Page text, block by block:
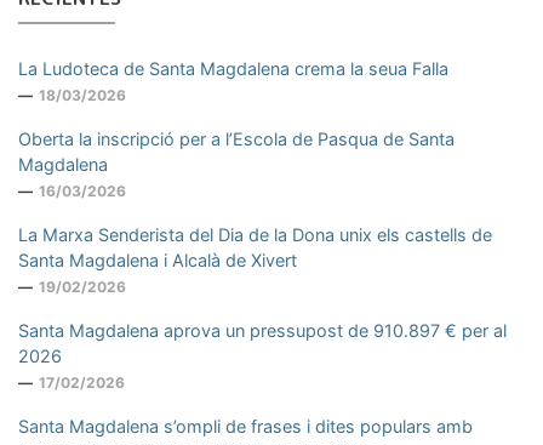
La Ludoteca de Santa Magdalena crema la seua Falla
18/03/2026
Oberta la inscripció per a l’Escola de Pasqua de Santa
Magdalena
16/03/2026
La Marxa Senderista del Dia de la Dona unix els castells de
Santa Magdalena i Alcalà de Xivert
19/02/2026
Santa Magdalena aprova un pressupost de 910.897 € per al
2026
17/02/2026
Santa Magdalena s’ompli de frases i dites populars amb